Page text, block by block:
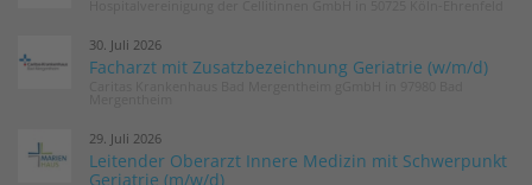
30. Juli 2026
Facharzt mit Zusatzbezeichnung Geriatrie (w/m/d)
29. Juli 2026
Leitender Oberarzt Innere Medizin mit Schwerpunkt
Geriatrie (m/w/d)